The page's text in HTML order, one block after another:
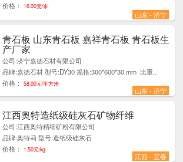
价格：
16.00元/米
山东 - 济宁
青石板 山东青石板 嘉祥青石板 青石板生
产厂家
公司:济宁嘉德石材有限公司
品牌:嘉德石材 型号:DY30 规格:300*600*30 mm 比重..
价格：
58.00元/平方米
山东 - 济宁
江西奥特造纸级硅灰石矿物纤维
公司:江西奥特精细矿粉有限公司
品牌:奥特莉 型号:造纸级硅灰石
价格：
1.50元/kg
江西 - 宜春